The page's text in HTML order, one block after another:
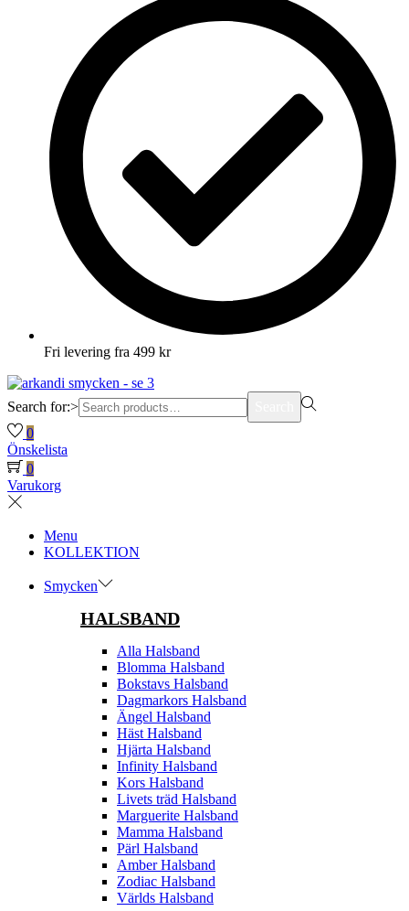
Fri levering fra 499 kr
Search for:>
0
Önskelista
0
Varukorg
Menu
KOLLEKTION
Smycken
HALSBAND
Alla Halsband
Blomma Halsband
Bokstavs Halsband
Dagmarkors Halsband
Ängel Halsband
Häst Halsband
Hjärta Halsband
Infinity Halsband
Kors Halsband
Livets träd Halsband
Marguerite Halsband
Mamma Halsband
Pärl Halsband
Amber Halsband
Zodiac Halsband
Världs Halsband